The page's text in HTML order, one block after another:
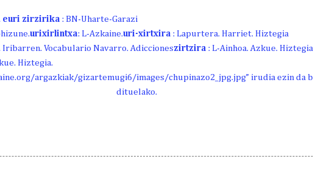
euri zirzirika : BN-Uharte-Garazi
urixirlintxa: L-Azkaine.uri-xirtxira : Lapurtera. Harriet. Hiztegia
Iribarren. Vocabulario Navarro. Adiccioneszirtzira : L-Ainhoa. Azkue. Hiztegia
Hiztegia.